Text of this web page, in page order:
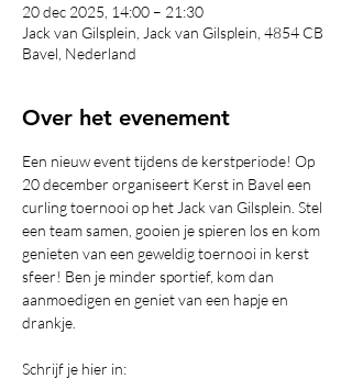
20 dec 2025, 14:00 – 21:30
Jack van Gilsplein, Jack van Gilsplein, 4854 CB
Bavel, Nederland
Over het evenement
Een nieuw event tijdens de kerstperiode! Op
20 december organiseert Kerst in Bavel een
curling toernooi op het Jack van Gilsplein. Stel
een team samen, gooien je spieren los en kom
genieten van een geweldig toernooi in kerst
sfeer! Ben je minder sportief, kom dan
aanmoedigen en geniet van een hapje en
drankje.
Schrijf je hier in: